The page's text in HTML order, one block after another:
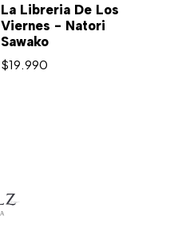
La Libreria De Los
Viernes - Natori
Sawako
$19.990